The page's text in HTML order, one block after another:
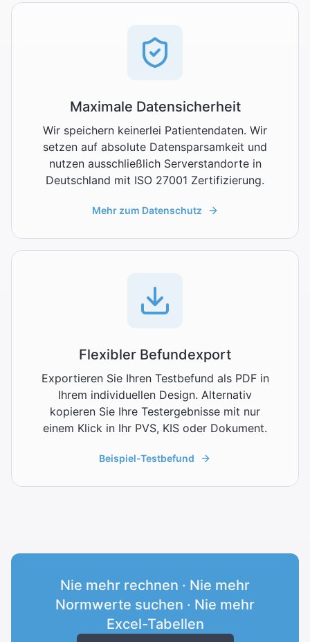
Maximale Datensicherheit
Wir speichern keinerlei Patientendaten. Wir
setzen auf absolute Datensparsamkeit und
nutzen ausschließlich Serverstandorte in
Deutschland mit ISO 27001 Zertifizierung.
Mehr zum Datenschutz
Flexibler Befundexport
Exportieren Sie Ihren Testbefund als PDF in
Ihrem individuellen Design. Alternativ
kopieren Sie Ihre Testergebnisse mit nur
einem Klick in Ihr PVS, KIS oder Dokument.
Beispiel-Testbefund
Nie mehr rechnen · Nie mehr
Normwerte suchen · Nie mehr
Excel-Tabellen